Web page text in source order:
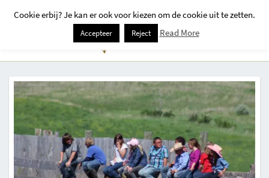
Cookie erbij? Je kan er ook voor kiezen om de cookie uit te zetten.
Accepteer Reject Read More